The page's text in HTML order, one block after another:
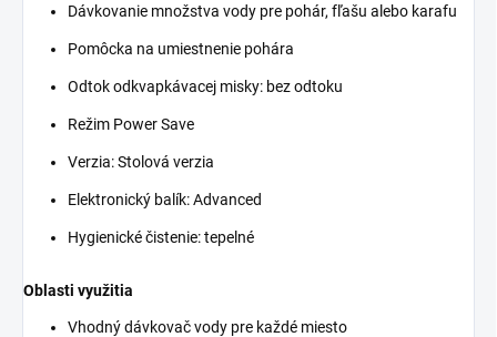
Dávkovanie množstva vody pre pohár, fľašu alebo karafu
Pomôcka na umiestnenie pohára
Odtok odkvapkávacej misky: bez odtoku
Režim Power Save
Verzia: Stolová verzia
Elektronický balík: Advanced
Hygienické čistenie: tepelné
Oblasti využitia
Vhodný dávkovač vody pre každé miesto